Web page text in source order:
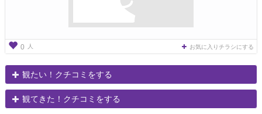
0 人 お気に入りチラシにする
観たい！クチコミをする
観てきた！クチコミをする